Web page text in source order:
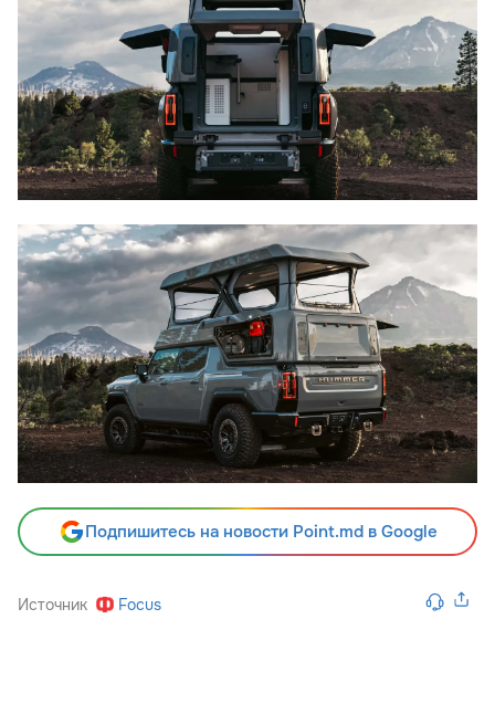
Подпишитесь на новости Point.md в Google
Источник Focus